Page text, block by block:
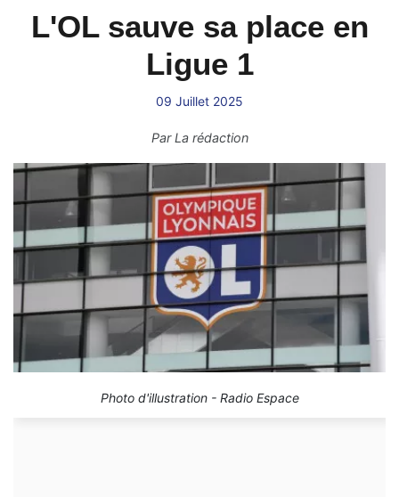
L'OL sauve sa place en
Ligue 1
09 Juillet 2025
ParLa rédaction
Photo d'illustration - Radio Espace